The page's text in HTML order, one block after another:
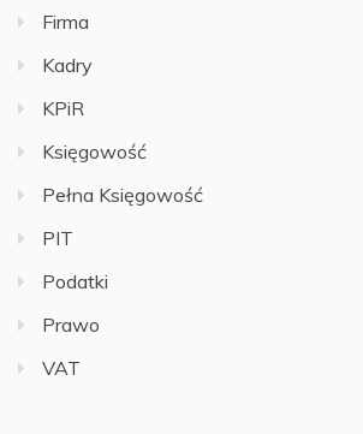
Firma
Kadry
KPiR
Księgowość
Pełna Księgowość
PIT
Podatki
Prawo
VAT